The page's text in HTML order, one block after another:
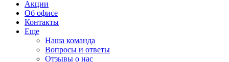
Акции
Об офисе
Контакты
Еще
Наша команда
Вопросы и ответы
Отзывы о нас